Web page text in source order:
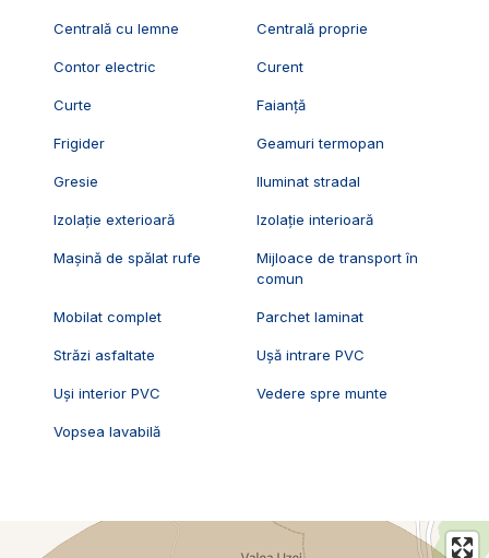
Centrală cu lemne Centrală proprie
Contor electric Curent
Curte Faianță
Frigider Geamuri termopan
Gresie Iluminat stradal
Izolație exterioară Izolație interioară
Mașină de spălat rufe
Mijloace de transport în
comun
Mobilat complet Parchet laminat
Străzi asfaltate Ușă intrare PVC
Uși interior PVC Vedere spre munte
Vopsea lavabilă